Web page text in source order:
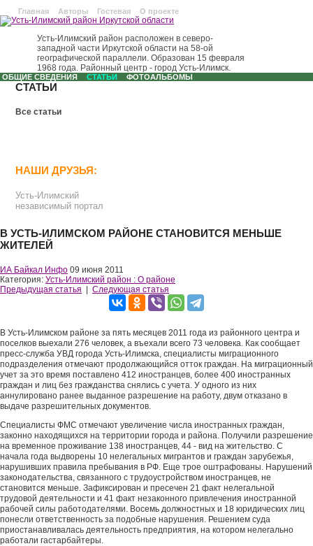
Главная Авторы Гостевая О проекте
Усть-Илимский район расположен в северо-
западной части Иркутской области на 58-ой
географической параллели. Образован 15 февраля
1968 года. Районный центр - город Усть-Илимск.
ОБЩИЕ СВЕДЕНИЯ СТАТЬИ ФОТОАЛЬБОМЫ
СТАТЬИ
Все статьи
НАШИ ДРУЗЬЯ:
Усть-Илимский
независимый портал
В УСТЬ-ИЛИМСКОМ РАЙОНЕ СТАНОВИТСЯ МЕНЬШЕ
ЖИТЕЛЕЙ
ИА Байкал Инфо 09 июня 2011
Категория: Усть-Илимский район : О районе
Предыдущая статья
Следующая статья
В Усть-Илимском районе за пять месяцев 2011 года из районного центра и
поселков выехали 276 человек, а въехали всего 73 человека. Как сообщает
пресс-служба УВД города Усть-Илимска, специалисты миграционного
подразделения отмечают продолжающийся отток граждан. На миграционный
учет за это время поставлено 412 иностранцев, более 400 иностранных
граждан и лиц без гражданства снялись с учета. У одного из них
аннулировано ранее выданное разрешение на работу, двум отказано в
выдаче разрешительных документов.
Специалисты ФМС отмечают увеличение числа иностранных граждан,
законно находящихся на территории города и района. Получили разрешение
на временное проживание 138 иностранцев, 44 - вид на жительство. С
начала года выдворены 10 нелегальных мигрантов и граждан зарубежья,
нарушивших правила пребывания в РФ. Еще трое оштрафованы. Нарушений
законодательства, связанного с трудоустройством иностранцев, не
становится меньше. Зафиксирован и пресечен 21 факт нелегальной
трудовой деятельности и 41 факт незаконного привлечения иностранной
рабочей силы работодателями. Восемь должностных и 18 юридических лиц
понесли ответственность за подобные нарушения. Решением суда
приостанавливалась деятельность предприятия, на котором нелегально
работали гастарбайтеры.